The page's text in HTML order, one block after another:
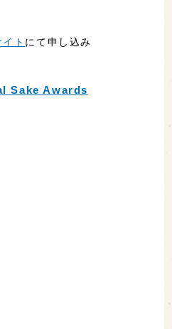
ト にて申し込み
Sake Awards